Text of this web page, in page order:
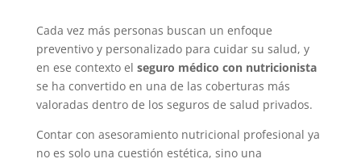
Cada vez más personas buscan un enfoque
preventivo y personalizado para cuidar su salud, y
en ese contexto el seguro médico con nutricionista
se ha convertido en una de las coberturas más
valoradas dentro de los seguros de salud privados.
Contar con asesoramiento nutricional profesional ya
no es solo una cuestión estética, sino una